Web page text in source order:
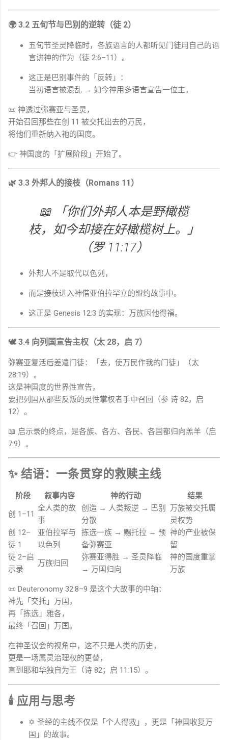
🌍 3.2 五旬节与巴别的逆转（徒 2）
五旬节圣灵降临时，各族语言的人都听见门徒用自己的语
言讲神的作为（徒 2:6–11）。
这正是巴别事件的「反转」：
当初语言被混乱 → 如今神用多语言宣告一位主。
📜 神透过弥赛亚与圣灵，
开始召回那些在创 11 被交托出去的万民，
将他们重新纳入祂的国度。
👉 神国度的「扩展阶段」开始了。
🌿 3.3 外邦人的接枝（Romans 11）
📖 「你们外邦人本是野橄榄
枝，如今却接在好橄榄树上。」
（罗 11:17）
外邦人不是取代以色列，
而是接枝进入神借亚伯拉罕立的盟约故事中。
这正是 Genesis 12:3 的实现：万族因他得福。
🕊 3.4 向列国宣告主权（太 28，启 7）
弥赛亚复活后差遣门徒：「去，使万民作我的门徒」（太
28:19）。
这是神国度的世界性宣告，
要把列国从那些反叛的灵性掌权者手中召回（参 诗 82，启
12）。
📖 启示录的终点，是各族、各方、各民、各国都归向羔羊（启
7:9）。
✨ 结语：一条贯穿的救赎主线
阶段 叙事内容 神的行动
结果
创 1–11
全人类的故
事
创造 → 人类叛逆 → 巴别
分散
万族被交托属
灵权势
创 12–
徒 1
亚伯拉罕与
以色列
拣选一族 → 赐托拉 → 预
备弥赛亚
神的产业被保
留
徒 2–启
示录
万族归回
弥赛亚得胜 → 圣灵降临
→ 万国归向
神的国度重掌
万族
📜 Deuteronomy 32:8–9 是这个大故事的中轴：
神先「交托」万国，
再「拣选」雅各，
最终「召回」万国。
在神圣议会的视角中，这不只是人类的历史，
更是一场属灵治理权的更替，
直到耶和华独自为王（诗 82；启 11:15）。
🕯 应用与思考
✡ 圣经的主线不仅是「个人得救」，更是「神国收复万
国」的故事。